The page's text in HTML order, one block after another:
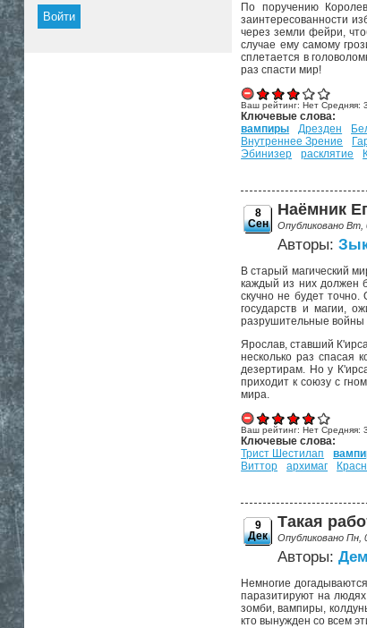
По поручению
заинтересованности
через земли фейри,
случае ему самому
сплетается в
раз спасти мир!
Ваш рейтинг:Нет Средняя:3
Ключевые слова:
вампиры
Дрезден
Внутреннее Зрение
Эбинизер
расклятие
8
Сен
Наёмник
Опубликовано Вт,
Авторы:
В старый магический
каждый из них должен
скучно не будет
государств и магии,
разрушительные войны
Ярослав, ставший
несколько раз спасая
дезертирам. Но у
приходит к союзу с
мира.
Ваш рейтинг:Нет Средняя:
Ключевые слова:
Трист Шестилап
Виттор
архимаг
9
Дек
Такая
Опубликовано Пн,
Авторы:
Немногие
паразитируют на
зомби, вампиры,
кто вынужден со всем